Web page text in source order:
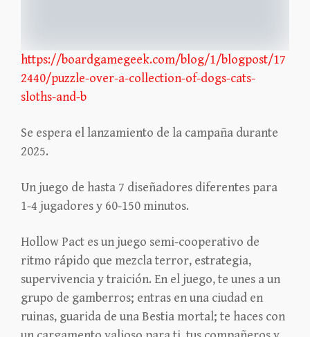
https://boardgamegeek.com/blog/1/blogpost/17
2440/puzzle-over-a-collection-of-dogs-cats-
sloths-and-b
Se espera el lanzamiento de la campaña durante
2025.
Un juego de hasta 7 diseñadores diferentes para
1-4 jugadores y 60-150 minutos.
Hollow Pact es un juego semi-cooperativo de
ritmo rápido que mezcla terror, estrategia,
supervivencia y traición. En el juego, te unes a un
grupo de gamberros; entras en una ciudad en
ruinas, guarida de una Bestia mortal; te haces con